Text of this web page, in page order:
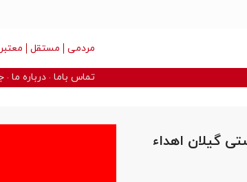
مردمی مستقل معتبر
تماس باما درباره ما
گیلان اهداء